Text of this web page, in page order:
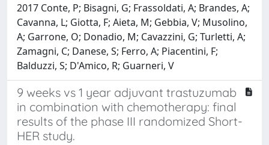
2017 Conte, P; Bisagni, G; Frassoldati, A; Brandes, A;
Cavanna, L; Giotta, F; Aieta, M; Gebbia, V; Musolino,
A; Garrone, O; Donadio, M; Cavazzini, G; Turletti, A;
Zamagni, C; Danese, S; Ferro, A; Piacentini, F;
Balduzzi, S; D'Amico, R; Guarneri, V
9 weeks vs 1 year adjuvant trastuzumab
in combination with chemotherapy: final
results of the phase III randomized Short-
HER study.